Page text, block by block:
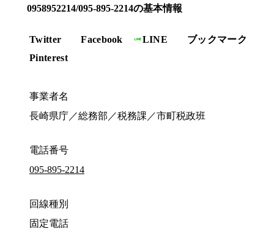
0958952214/095-895-2214の基本情報
Twitter Facebook LINE
ブックマーク
Pinterest
事業者名
長崎県庁／総務部／税務課／市町税政班
電話番号
095-895-2214
回線種別
固定電話